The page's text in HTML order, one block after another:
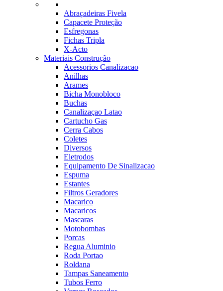
Abraçadeiras Fivela
Capacete Proteção
Esfregonas
Fichas Tripla
X-Acto
Materiais Construção
Acessorios Canalizacao
Anilhas
Arames
Bicha Monobloco
Buchas
Canalizaçao Latao
Cartucho Gas
Cerra Cabos
Coletes
Diversos
Eletrodos
Equipamento De Sinalizacao
Espuma
Estantes
Filtros Geradores
Macarico
Macaricos
Mascaras
Motobombas
Porcas
Regua Aluminio
Roda Portao
Roldana
Tampas Saneamento
Tubos Ferro